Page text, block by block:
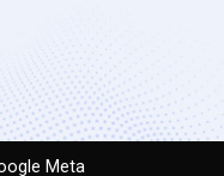
Meta